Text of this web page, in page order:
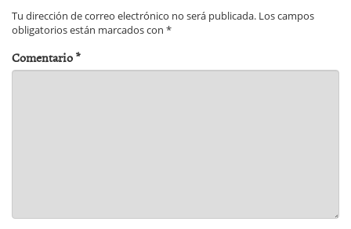
Tu dirección de correo electrónico no será publicada. Los campos
obligatorios están marcados con *
Comentario*